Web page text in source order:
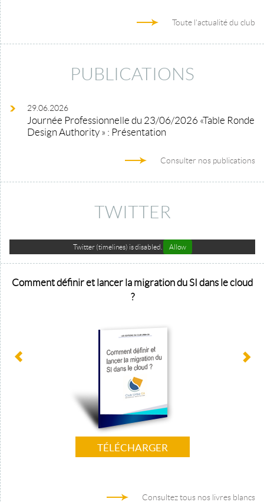
Toute l'actualité du club
PUBLICATIONS
29.06.2026
Journée Professionnelle du 23/06/2026 «Table Ronde
Design Authority » : Présentation
Consulter nos publications
TWITTER
Twitter (timelines) is disabled. Allow
Comment définir et lancer la migration du SI dans le cloud
?
TÉLÉCHARGER
Consultez tous nos livres blancs